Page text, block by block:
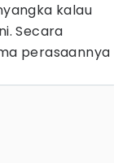
kalau
Secara
perasaannya